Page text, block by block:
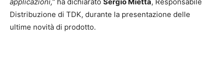
applicazioni,” ha dichiarato Sergio Mietta, Responsabile
Distribuzione di TDK, durante la presentazione delle
ultime novità di prodotto.